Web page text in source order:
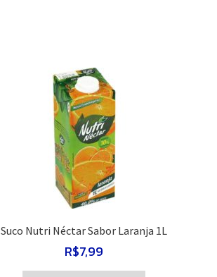
Suco Nutri Néctar Sabor Laranja 1L
R$7,99